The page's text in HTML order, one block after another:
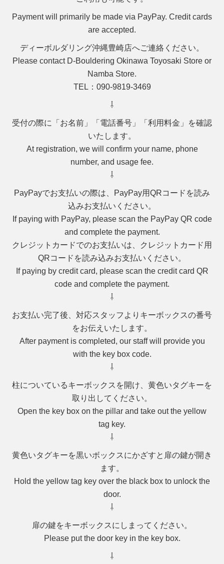
Payment will primarily be made via PayPay. Credit cards
are accepted.
ディーボルダリング沖縄豊崎店へご連絡ください。
Please contact D-Bouldering Okinawa Toyosaki Store or
Namba Store.
TEL：090-9819-3469
⇩
受付の際に「 お名前」「電話番号」「利用料金 」を確認
いたします。
At registration, we will confirm your name, phone
number, and usage fee.
⇩
PayPayでお支払いの際は、PayPay用QRコードを読み
込みお支払いください。
If paying with PayPay, please scan the PayPay QR code
and complete the payment.
クレジットカードでのお支払いは、クレジットカード用
QRコードを読み込みお支払いください。
If paying by credit card, please scan the credit card QR
code and complete the payment.
⇩
お支払い完了後、対応スタッフより キーボックスの番号
をお伝えいたします。
After payment is completed, our staff will provide you
with the key box code.
⇩
柱についているキーボックスを開け、 黄色いタグキーを
取り出してください。
Open the key box on the pillar and take out the yellow
tag key.
⇩
黄色いタグキーを黒いボックスにかざすと扉の鍵が開き
ます。
Hold the yellow tag key over the black box to unlock the
door.
⇩
扉の鍵をキーボックスにしまってください。
Please put the door keyin the key box.
⇩